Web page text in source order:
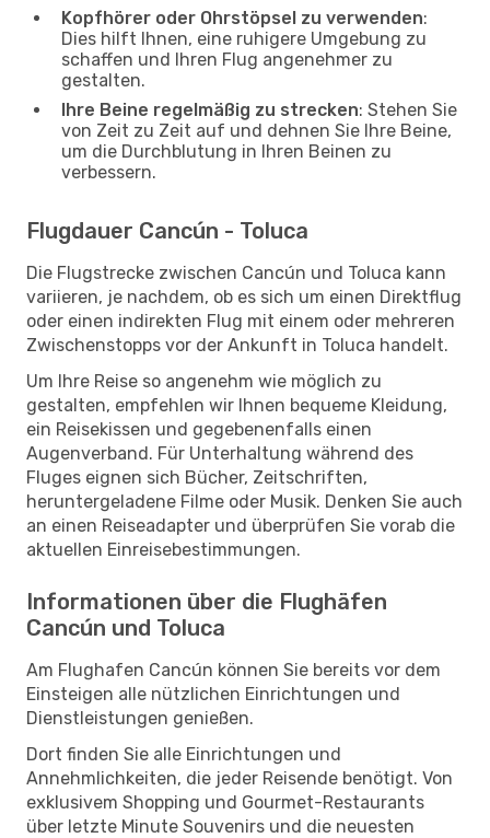
Kopfhörer oder Ohrstöpsel zu verwenden:
Dies hilft Ihnen, eine ruhigere Umgebung zu
schaffen und Ihren Flug angenehmer zu
gestalten.
Ihre Beine regelmäßig zu strecken: Stehen Sie
von Zeit zu Zeit auf und dehnen Sie Ihre Beine,
um die Durchblutung in Ihren Beinen zu
verbessern.
Flugdauer Cancún - Toluca
Die Flugstrecke zwischen Cancún und Toluca kann
variieren, je nachdem, ob es sich um einen Direktflug
oder einen indirekten Flug mit einem oder mehreren
Zwischenstopps vor der Ankunft in Toluca handelt.
Um Ihre Reise so angenehm wie möglich zu
gestalten, empfehlen wir Ihnen bequeme Kleidung,
ein Reisekissen und gegebenenfalls einen
Augenverband. Für Unterhaltung während des
Fluges eignen sich Bücher, Zeitschriften,
heruntergeladene Filme oder Musik. Denken Sie auch
an einen Reiseadapter und überprüfen Sie vorab die
aktuellen Einreisebestimmungen.
Informationen über die Flughäfen
Cancún und Toluca
Am Flughafen Cancún können Sie bereits vor dem
Einsteigen alle nützlichen Einrichtungen und
Dienstleistungen genießen.
Dort finden Sie alle Einrichtungen und
Annehmlichkeiten, die jeder Reisende benötigt. Von
exklusivem Shopping und Gourmet-Restaurants
über letzte Minute Souvenirs und die neuesten